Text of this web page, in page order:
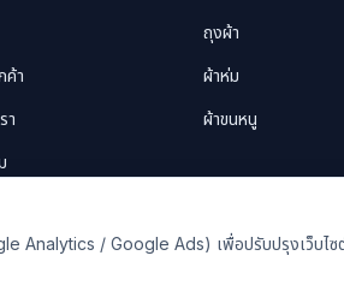
Analytics / Google Ads) เพื่อปรับปรุงเว็บไซ
ค้า
า
ถุงผ้า
ผ้าห่ม
ผ้าขนหนู